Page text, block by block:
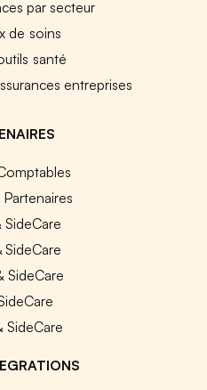
par secteur
de soins
santé
entreprises
Partenaires
SideCare
SideCare
SideCare
SideCare